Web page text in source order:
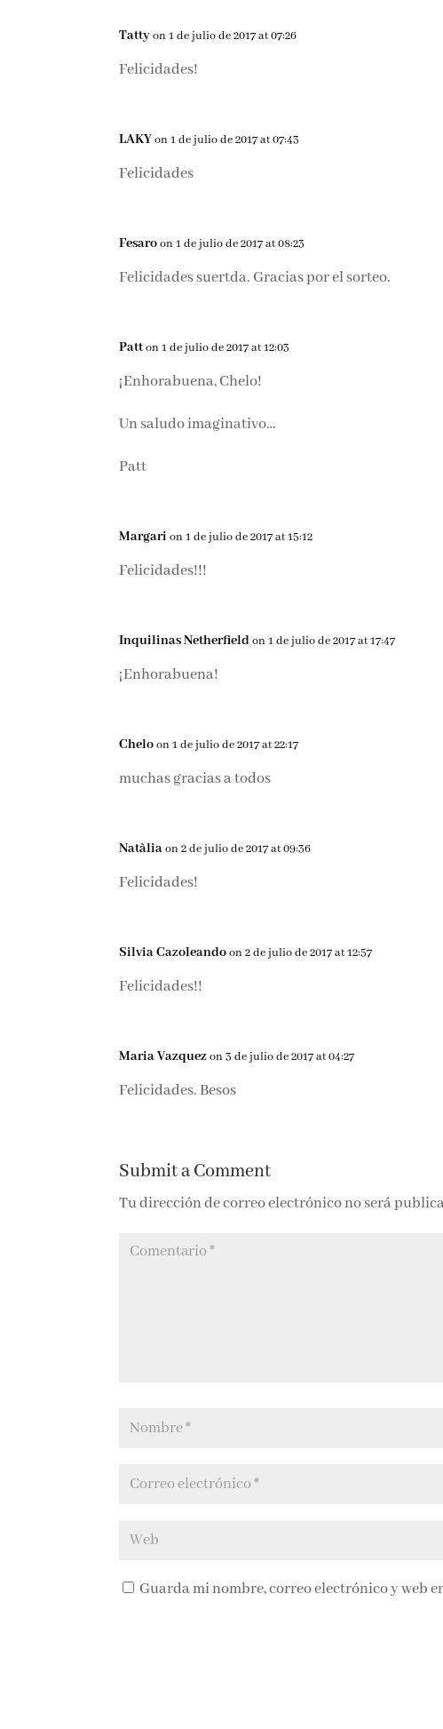
Tatty on 1 de julio de 2017 at 07:26
Felicidades!
LAKY on 1 de julio de 2017 at 07:43
Felicidades
Fesaro on 1 de julio de 2017 at 08:23
Felicidades suertda. Gracias por el sorteo.
Patton 1 de julio de 2017 at 12:03
¡Enhorabuena, Chelo!
Un saludo imaginativo…
Patt
Margari on 1 de julio de 2017 at 15:12
Felicidades!!!
Inquilinas Netherfield on 1 de julio de 2017 at 17:47
¡Enhorabuena!
Chelo on 1 de julio de 2017 at 22:17
muchas gracias a todos
Natàlia on 2 de julio de 2017 at 09:36
Felicidades!
Silvia Cazoleando on 2 de julio de 2017 at 12:57
Felicidades!!
Maria Vazquez on 3 de julio de 2017 at 04:27
Felicidades. Besos
Submit a Comment
Tu dirección de correo electrónico no será
Guarda mi nombre, correo electrónico y web